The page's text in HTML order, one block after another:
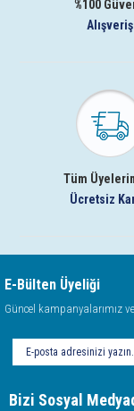
%100
Alışveriş
Tüm
Ücretsiz
E-Bülten Üyeliği
Güncel kampanyalarımız
Bizi Sosyal